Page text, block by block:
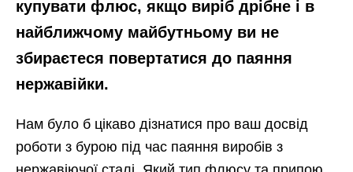
купувати флюс, якщо виріб дрібне і в
найближчому майбутньому ви не
збираєтеся повертатися до паяння
нержавійки.
Нам було б цікаво дізнатися про ваш досвід
роботи з бурою під час паяння виробів з